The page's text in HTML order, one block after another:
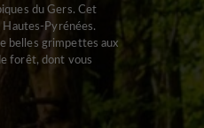
du Gers. Cet
Pyrénées.
belles grimpettes aux
forêt, dont vous